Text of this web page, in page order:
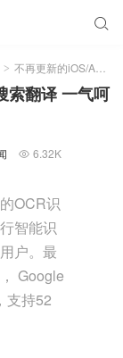

> 不再更新的iOS/Android/WM
索翻译 一气呵
 6.32K
OCR识
智能识
户。最
Google
支持52